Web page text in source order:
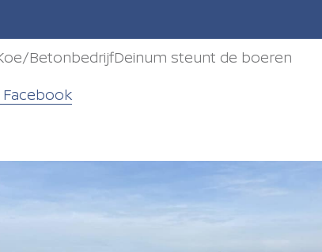
BetonbedrijfDeinum steunt de boeren